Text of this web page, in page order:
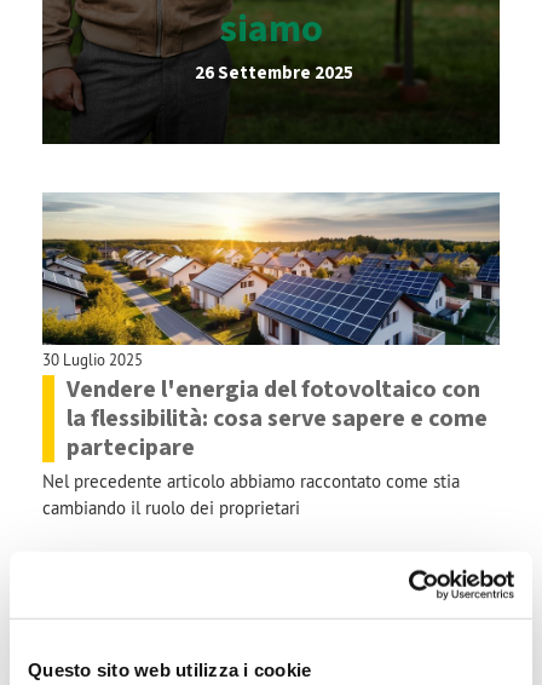
Questo sito web utilizza i cookie
siamo
26 Settembre 2025
30 Luglio 2025
Vendere l'energia del fotovoltaico con
la flessibilità: cosa serve sapere e come
partecipare
Nel precedente articolo abbiamo raccontato come stia
cambiando il ruolo dei proprietari